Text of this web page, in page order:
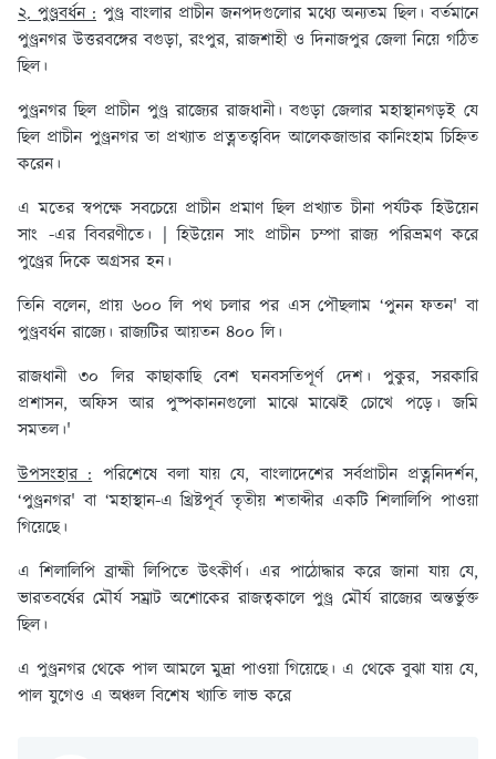
২. পুণ্ড্রবর্ধন : পুণ্ড্র বাংলার প্রাচীন জনপদগুলোর মধ্যে অন্যতম ছিল। বর্তমানে
পুণ্ড্রনগর উত্তরবঙ্গের বগুড়া, রংপুর, রাজশাহী ও দিনাজপুর জেলা নিয়ে গঠিত
ছিল।
পুণ্ড্রনগর ছিল প্রাচীন পুণ্ড্র রাজ্যের রাজধানী। বগুড়া জেলার মহাস্থানগড়ই যে
ছিল প্রাচীন পুণ্ড্রনগর তা প্রখ্যাত প্রত্নতত্ত্ববিদ আলেকজান্ডার কানিংহাম চিহ্নিত
করেন।
এ মতের স্বপক্ষে সবচেয়ে প্রাচীন প্রমাণ ছিল প্রখ্যাত চীনা পর্যটক হিউয়েন
সাং -এর বিবরণীতে। | হিউয়েন সাং প্রাচীন চম্পা রাজ্য পরিভ্রমণ করে
পুণ্ড্রের দিকে অগ্রসর হন।
তিনি বলেন, প্রায় ৬০০ লি পথ চলার পর এস পৌছলাম ‘পুনন ফতন' বা
পুণ্ড্রবর্ধন রাজ্যে। রাজ্যটির আয়তন ৪০০ লি।
রাজধানী ৩০ লির কাছাকাছি বেশ ঘনবসতিপূর্ণ দেশ। পুকুর, সরকারি
প্রশাসন, অফিস আর পুষ্পকাননগুলো মাঝে মাঝেই চোখে পড়ে। জমি
সমতল।'
উপসংহার :পরিশেষে বলা যায় যে, বাংলাদেশের সর্বপ্রাচীন প্রত্ননিদর্শন,
‘পুণ্ড্রনগর' বা ‘মহাস্থান-এ খ্রিষ্টপূর্ব তৃতীয় শতাব্দীর একটি শিলালিপি পাওয়া
গিয়েছে।
এ শিলালিপি ব্রাহ্মী লিপিতে উৎকীর্ণ। এর পাঠোদ্ধার করে জানা যায় যে,
ভারতবর্ষের মৌর্য সম্রাট অশোকের রাজত্বকালে পুণ্ড্র মৌর্য রাজ্যের অন্তর্ভুক্ত
ছিল।
এ পুণ্ড্রনগর থেকে পাল আমলে মুদ্রা পাওয়া গিয়েছে। এ থেকে বুঝা যায় যে,
পাল যুগেও এ অঞ্চল বিশেষ খ্যাতি লাভ করে